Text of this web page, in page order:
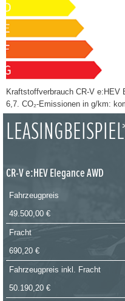
Kraftstoffverbrauch CR-V e:HEV
6,7. CO₂-Emissionen in g/km:
CR-V e:HEV Elegance AWD
Fahrzeugpreis
49.500,00 €
Fracht
690,20 €
Fahrzeugpreis inkl. Fracht
50.190,20 €